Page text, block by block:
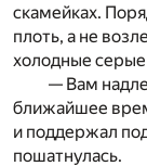
скамейках.
плоть, а не
холодные
— Вам
ближайшее
и поддержал
пошатнулась.